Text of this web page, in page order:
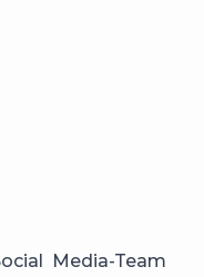
Media-Team